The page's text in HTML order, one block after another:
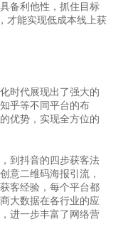
备利他性，抓住目标
才能实现低成本线上获
时代展现出了强大的
乎等不同平台的布
优势，实现全方位的
到抖音的四步获客法
意二维码海报引流，
客经验，每个平台都
大数据在各行业的应
进一步丰富了网络营